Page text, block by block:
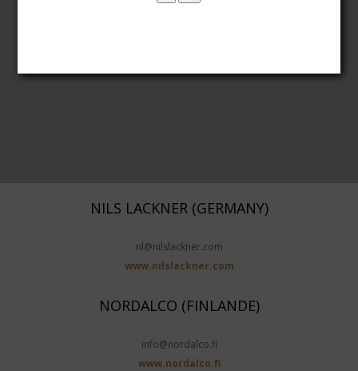
NILS LACKNER (GERMANY)
nl@nilslackner.com
www.nilslackner.com
NORDALCO (FINLANDE)
info@nordalco.fi
www.nordalco.fi